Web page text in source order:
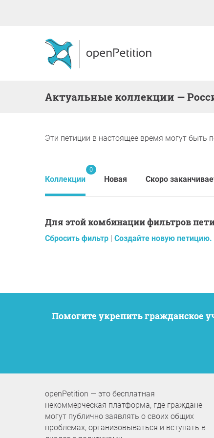
Актуальные коллекции —
Эти петиции в настоящее время могут быть
Коллекции
0
Новая Скоро
Для этой комбинации фильтров
Сбросить фильтр | Создайте новую петицию.
Помогите укрепить
openPetition — это бесплатная
некоммерческая платформа, где граждане
могут публично заявлять о своих общих
проблемах, организовываться и вступать в